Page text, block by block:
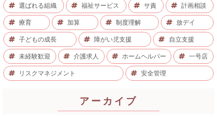
選ばれる組織 福祉サービス サ責 計画相談
療育 加算 制度理解 放デイ
子どもの成長 障がい児支援 自立支援
未経験歓迎 介護求人 ホームヘルパー 一号店
リスクマネジメント 安全管理
アーカイブ